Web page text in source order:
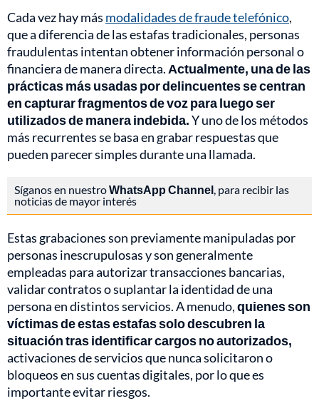
Cada vez hay más modalidades de fraude telefónico,
que a diferencia de las estafas tradicionales, personas
fraudulentas intentan obtener información personal o
financiera de manera directa. Actualmente, una de las
prácticas más usadas por delincuentes se centran
en capturar fragmentos de voz para luego ser
utilizados de manera indebida.Y uno de los métodos
más recurrentes se basa en grabar respuestas que
pueden parecer simples durante una llamada.
Síganos en nuestroWhatsApp Channel, para recibir las
noticias de mayor interés
Estas grabaciones son previamente manipuladas por
personas inescrupulosas y son generalmente
empleadas para autorizar transacciones bancarias,
validar contratos o suplantar la identidad de una
persona en distintos servicios. A menudo,quienes son
víctimas de estas estafas solo descubren la
situación tras identificar cargos no autorizados,
activaciones de servicios que nunca solicitaron o
bloqueos en sus cuentas digitales, por lo que es
importante evitar riesgos.